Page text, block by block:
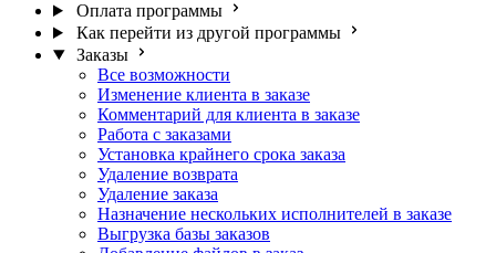
Оплата программы
Как перейти из другой программы
Заказы
Все возможности
Изменение клиента в заказе
Комментарий для клиента в заказе
Работа с заказами
Установка крайнего срока заказа
Удаление возврата
Удаление заказа
Назначение нескольких исполнителей в заказе
Выгрузка базы заказов